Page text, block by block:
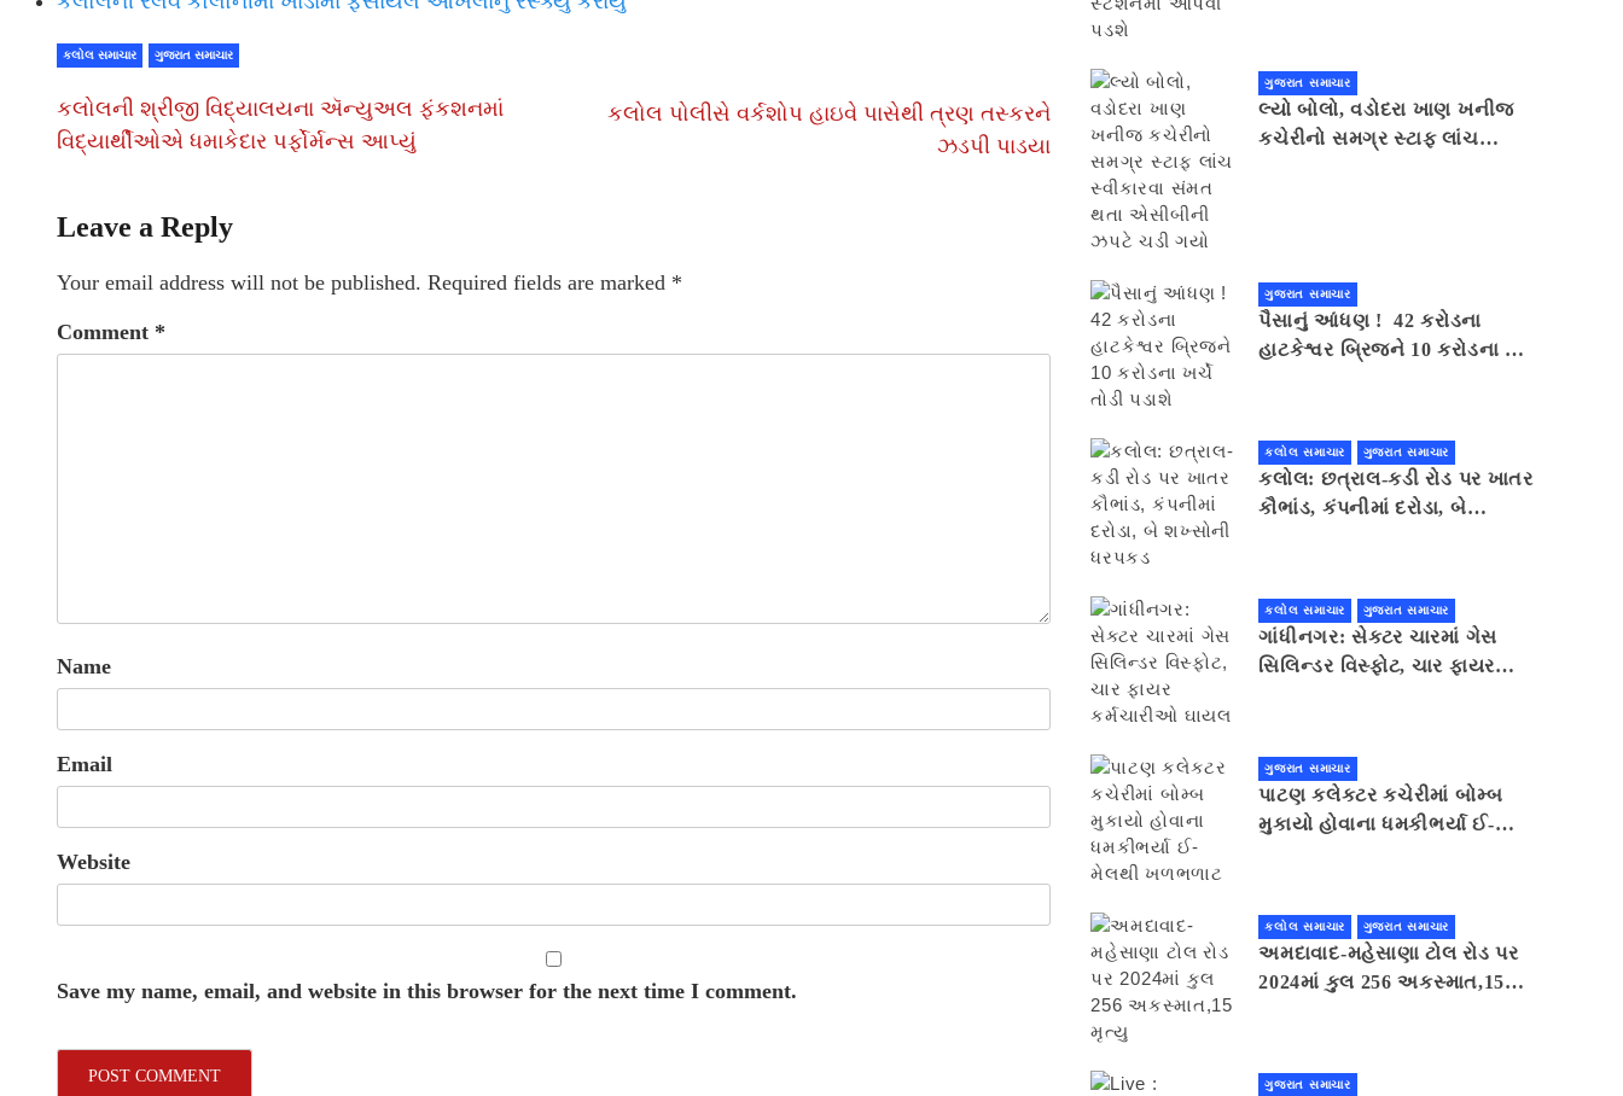
કલોલ સમાચાર ગુજરાત સમાચાર
કલોલની શ્રીજી વિદ્યાલયના ઍન્યુઅલ ફંકશનમાં
વિદ્યાર્થીઓએ ધમાકેદાર પર્ફોર્મન્સ આપ્યું
કલોલ પોલીસે વર્કશોપ હાઇવે પાસેથી ત્રણ તસ્કરને
ઝડપી પાડયા
Leave a Reply
Your email address will not be published. Required fields are marked *
Comment *
Name
Email
Website
Save my name, email, and website in this browser for the next time I comment.
ગુજરાત સમાચાર
લ્યો બોલો, વડોદરા ખાણ ખનીજ
કચેરીનો સમગ્ર સ્ટાફ લાંચ
ગુજરાત સમાચાર
પૈસાનું આંધણ ! 42 કરોડના
હાટકેશ્વર બ્રિજને 10 કરોડના ખર્ચે
કલોલ સમાચાર ગુજરાત સમાચાર
કલોલ: છત્રાલ-કડી રોડ પર ખાતર
કૌભાંડ, કંપનીમાં દરોડા, બે
કલોલ સમાચાર ગુજરાત સમાચાર
ગાંધીનગર: સેક્ટર ચારમાં ગેસ
સિલિન્ડર વિસ્ફોટ, ચાર ફાયર
ગુજરાત સમાચાર
પાટણ કલેકટર કચેરીમાં બોમ્બ
મુકાયો હોવાના ધમકીભર્યા ઈ-
કલોલ સમાચાર ગુજરાત સમાચાર
અમદાવાદ-મહેસાણા ટોલ રોડ પર
2024માં કુલ 256 અકસ્માત,15
ગુજરાત સમાચાર